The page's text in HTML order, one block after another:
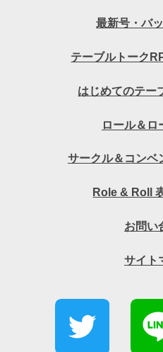
最新号・バ
テーブルトーク
はじめてのテー
ロール＆ロ
サークル＆コンベ
Role & Roll
お問い
サイト